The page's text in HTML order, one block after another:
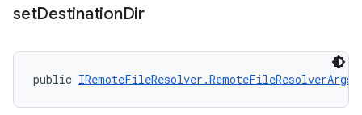
setDestinationDir
public IRemoteFileResolver.RemoteFileResolverArgs